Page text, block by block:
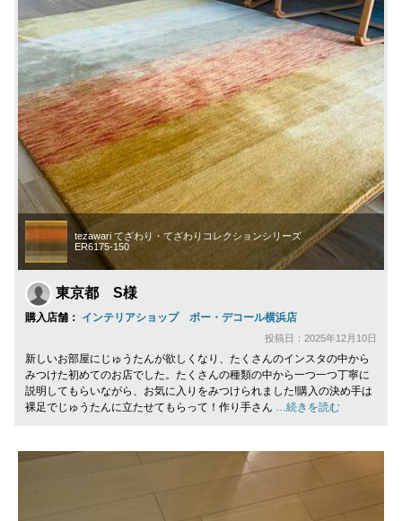
tezawari てざわり・てざわりコレクションシリーズ
ER6175-150
東京都 S様
購入店舗： インテリアショップ ボー・デコール横浜店
投稿日：2025年12月10日
新しいお部屋にじゅうたんが欲しくなり、たくさんのインスタの中から
みつけた初めてのお店でした。たくさんの種類の中から一つ一つ丁寧に
説明してもらいながら、お気に入りをみつけられました!購入の決め手は
裸足でじゅうたんに立たせてもらって！作り手さん
…続きを読む